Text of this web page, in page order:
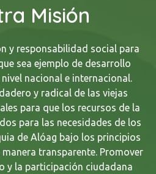
Misión
y responsabilidad social para
sea ejemplo de desarrollo
nacional e internacional.
y radical de las viejas
para que los recursos de la
para las necesidades de los
de Alóag bajo los principios
transparente. Promover
y la participación ciudadana